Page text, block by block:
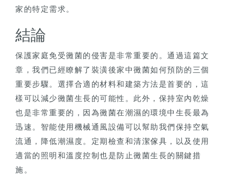
家的特定需求。
結論
保護家庭免受黴菌的侵害是非常重要的。通過這篇文
章，我們已經瞭解了裝潢後家中黴菌如何預防的三個
重要步驟。選擇合適的材料和建築方法是首要的，這
樣可以減少黴菌生長的可能性。此外，保持室內乾燥
也是非常重要的，因為黴菌在潮濕的環境中生長最為
迅速。智能使用機械通風設備可以幫助我們保持空氣
流通，降低潮濕度。定期檢查和清潔傢具，以及使用
適當的照明和溫度控制也是防止黴菌生長的關鍵措
施。